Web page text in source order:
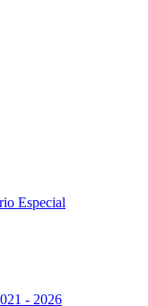
Especial
- 2026